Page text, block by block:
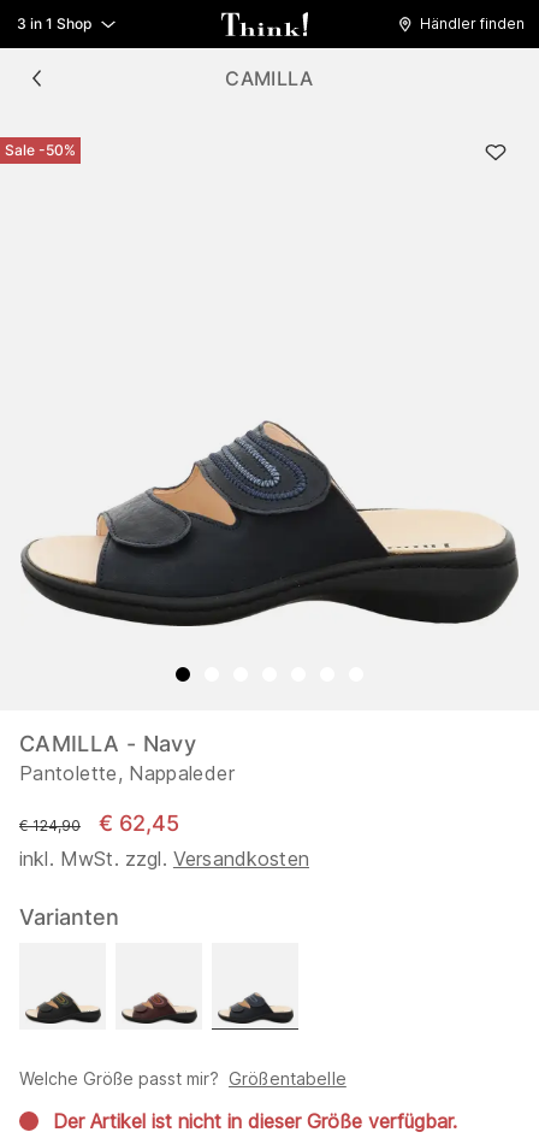
3 in 1 Shop Händler finden
CAMILLA
Sale -50%
CAMILLA - Navy
Pantolette, Nappaleder
statt
€ 124,90 € 62,45
inkl. MwSt. zzgl. Versandkosten
Varianten
Welche Größe passt mir? Größentabelle
Der Artikel ist nicht in dieser Größe verfügbar.